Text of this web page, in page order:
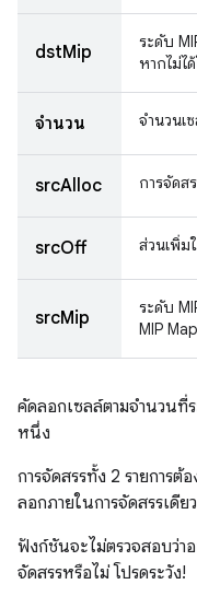
dstMip
ระดับ
หากไม่ไ
จำนวน จำนวนเ
srcAlloc การจัดส
srcOff ส่วนเพิ่ม
srcMip
ระดับ
MIP
คัดลอกเซลล์ตามจำนวนที่
หนึ่ง
การจัดสรรทั้ง 2 รายการ
ลอกภายในการจัดสรรเดี
ฟังก์ชันจะไม่ตรวจสอบว่า
จัดสรรหรือไม่ โปรดระวัง!